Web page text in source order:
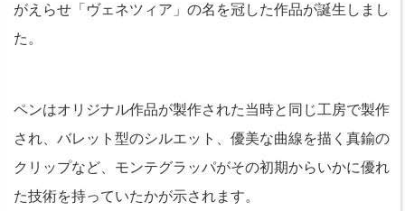
がえらせ「ヴェネツィア」の名を冠した作品が誕生しまし
た。
ペンはオリジナル作品が製作された当時と同じ工房で製作
され、バレット型のシルエット、優美な曲線を描く真鍮の
クリップなど、モンテグラッパがその初期からいかに優れ
た技術を持っていたかが示されます。